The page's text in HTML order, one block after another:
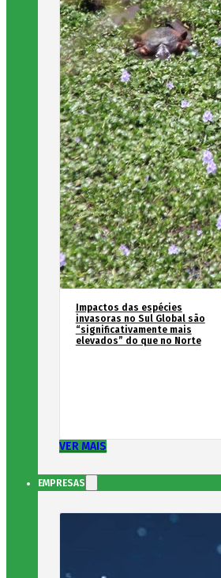
Impactos das espécies
invasoras no Sul Global são
“significativamente mais
elevados” do que no Norte
VER MAIS
EMPRESAS